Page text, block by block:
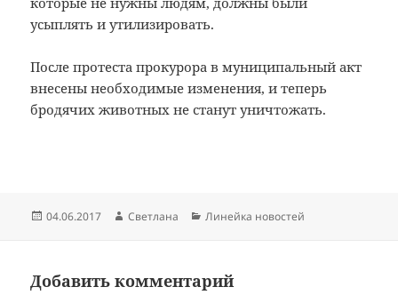
усыплять и утилизировать.
После протеста прокурора в муниципальный акт
внесены необходимые изменения, и теперь
бродячих животных не станут уничтожать.
Опубликовано
04.06.2017 Автор
Светлана Рубрики
Линейка новостей
Добавить комментарий